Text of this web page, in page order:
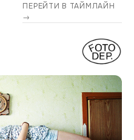
ПЕРЕЙТИ В ТАЙМЛАЙН
→